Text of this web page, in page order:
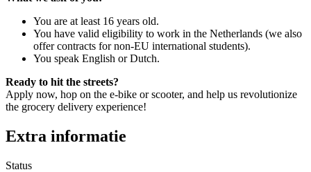
You are at least 16 years old.
You have valid eligibility to work in the Netherlands (we also
offer contracts for non-EU international students).
You speak English or Dutch.
Ready to hit the streets?
Apply now, hop on the e-bike or scooter, and help us revolutionize
the grocery delivery experience!
Extra informatie
Status